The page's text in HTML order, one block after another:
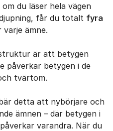
du läser hela vägen
får du totalt fyra
ämne.
är att betygen
påverkar betygen i de
tvärtom.
detta att nybörjare och
ämnen – där betygen i
varandra. När du